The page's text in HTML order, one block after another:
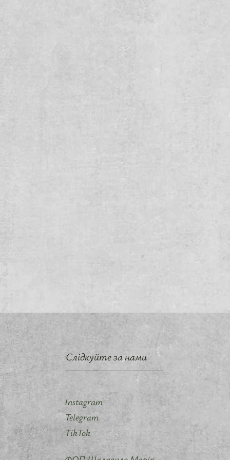
Слідкуйте за нами
Instagram
Telegram
TikTok